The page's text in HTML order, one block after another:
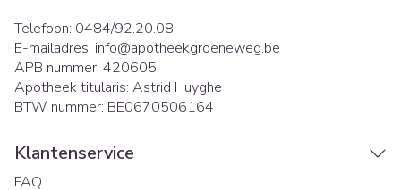
Telefoon: 0484/92.20.08
E-mailadres: info@apotheekgroeneweg.be
APB nummer: 420605
Apotheek titularis: Astrid Huyghe
BTW nummer: BE0670506164
Klantenservice
FAQ